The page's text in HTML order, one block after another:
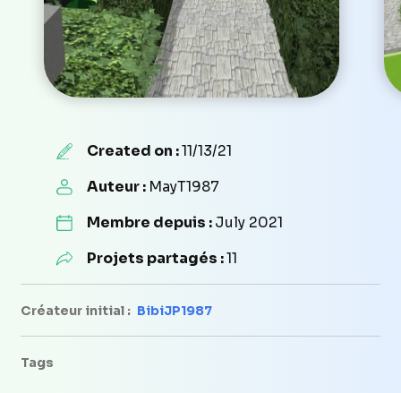
Created on :11/13/21
Auteur : MayT1987
Membre depuis :July 2021
Projets partagés :11
Créateur initial : BibiJP1987
Tags